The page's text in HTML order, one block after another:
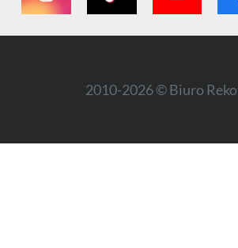
2010-2026 © Biuro